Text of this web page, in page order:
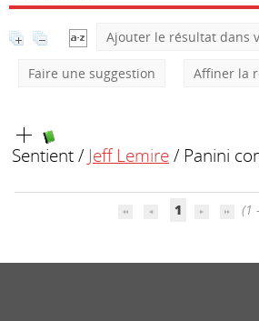
Ajouter le résultat dans
Faire une suggestion Affiner la
Sentient/ Jeff Lemire/ Panini
1 (1